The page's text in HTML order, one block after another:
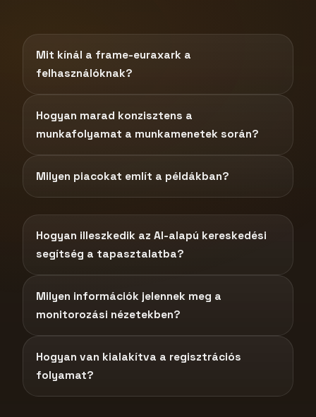
Mit kínál a frame-euraxark a
felhasználóknak?
Hogyan marad konzisztens a
munkafolyamat a munkamenetek során?
Milyen piacokat említ a példákban?
Hogyan illeszkedik az AI-alapú kereskedési
segítség a tapasztalatba?
Milyen információk jelennek meg a
monitorozási nézetekben?
Hogyan van kialakítva a regisztrációs
folyamat?